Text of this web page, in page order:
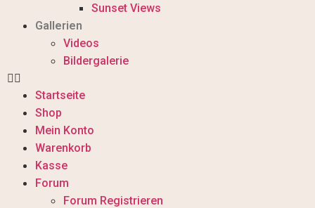
Sunset Views
Gallerien
Videos
Bildergalerie
Startseite
Shop
Mein Konto
Warenkorb
Kasse
Forum
Forum Registrieren